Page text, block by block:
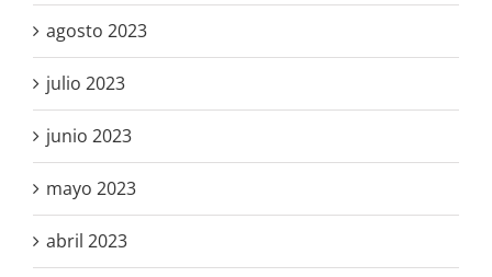
agosto 2023
julio 2023
junio 2023
mayo 2023
abril 2023